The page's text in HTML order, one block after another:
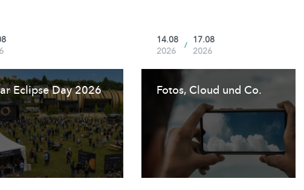
Eclipse Day 2026
14.08
2026
/
17.08
2026
Fotos, Cloud und Co.